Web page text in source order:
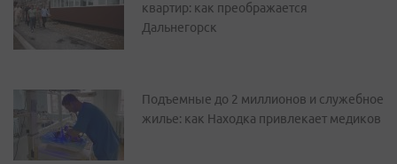
квартир: как преображается
Дальнегорск
Подъемные до 2 миллионов и служебное
жилье: как Находка привлекает медиков